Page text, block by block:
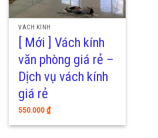
VÁCH KÍNH
[ Mới ] Vách kính
văn phòng giá rẻ –
Dịch vụ vách kính
giá rẻ
550.000₫